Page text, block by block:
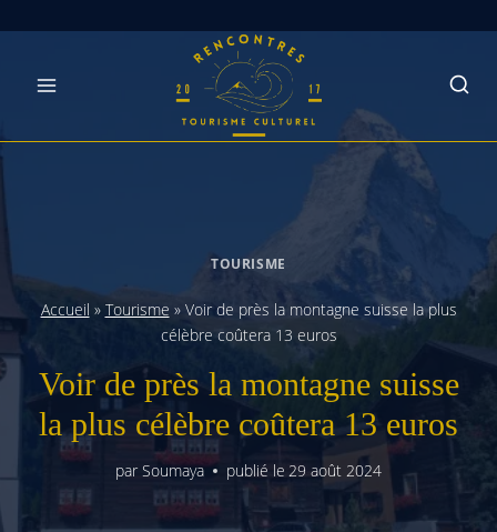
TOURISME
Accueil » Tourisme » Voir de près la montagne suisse la plus
célèbre coûtera 13 euros
Voir de près la montagne suisse
la plus célèbre coûtera 13 euros
par Soumaya publié le 29 août 2024